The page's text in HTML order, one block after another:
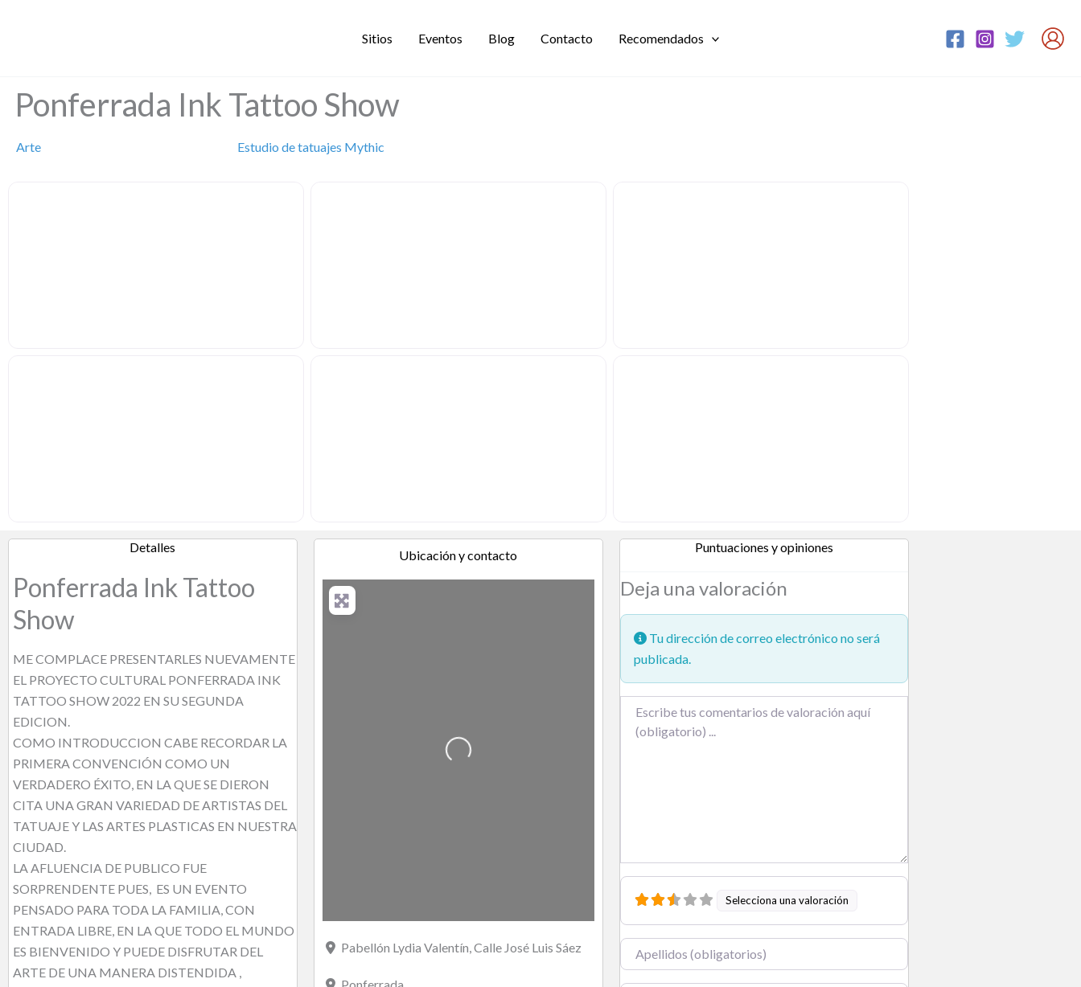
Sitios Eventos Blog Contacto Recomendados
Ponferrada Ink Tattoo Show
Arte Estudio de tatuajes Mythic
Detalles
Ponferrada Ink Tattoo
Show
ME COMPLACE PRESENTARLES NUEVAMENTE
EL PROYECTO CULTURAL PONFERRADA INK
TATTOO SHOW 2022 EN SU SEGUNDA
EDICION.
COMO INTRODUCCION CABE RECORDAR LA
PRIMERA CONVENCIÓN COMO UN
VERDADERO ÉXITO, EN LA QUE SE DIERON
CITA UNA GRAN VARIEDAD DE ARTISTAS DEL
TATUAJE Y LAS ARTES PLASTICAS EN NUESTRA
CIUDAD.
LA AFLUENCIA DE PUBLICO FUE
SORPRENDENTE PUES, ES UN EVENTO
PENSADO PARA TODA LA FAMILIA, CON
ENTRADA LIBRE, EN LA QUE TODO EL MUNDO
ES BIENVENIDO Y PUEDE DISFRUTAR DEL
ARTE DE UNA MANERA DISTENDIDA ,
Ubicación y contacto
Cargando…
Pabellón Lydia Valentín, Calle José Luis Sáez
Puntuaciones y opiniones
Deja una valoración
Tu dirección de correo electrónico no será
publicada.
Texto de la reseña
Selecciona una valoración
Nombre